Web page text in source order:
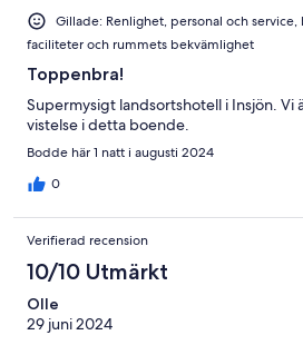
Gillade: Renlighet, personal och
faciliteter och rummets bekvämlighet
Toppenbra!
Supermysigt landsortshotell i Insjön. Vi
vistelse i detta boende.
Bodde här 1 natt i augusti 2024
0
Verifierad recension
10/10 Utmärkt
Olle
29 juni 2024